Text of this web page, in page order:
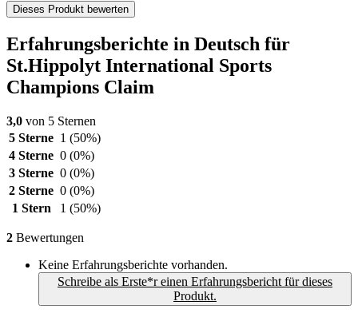
Dieses Produkt bewerten
Erfahrungsberichte in Deutsch für
St.Hippolyt International Sports
Champions Claim
3,0 von 5 Sternen
5 Sterne 1 (50%)
4 Sterne 0 (0%)
3 Sterne 0 (0%)
2 Sterne 0 (0%)
1 Stern
1 (50%)
2 Bewertungen
Keine Erfahrungsberichte vorhanden.
Schreibe als Erste*r einen Erfahrungsbericht für dieses
Produkt.